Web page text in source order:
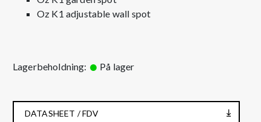
Oz K1 adjustable wall spot
Lagerbeholdning: På lager
DATASHEET / FDV